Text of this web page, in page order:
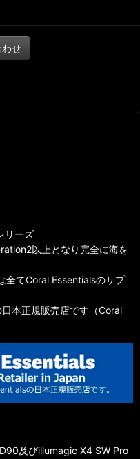
せ
リーズ
以上となり完全に海を
全てCoral Essentialsのサプ
本正規販売店です（Coral
びillumagic X4 SW Pro